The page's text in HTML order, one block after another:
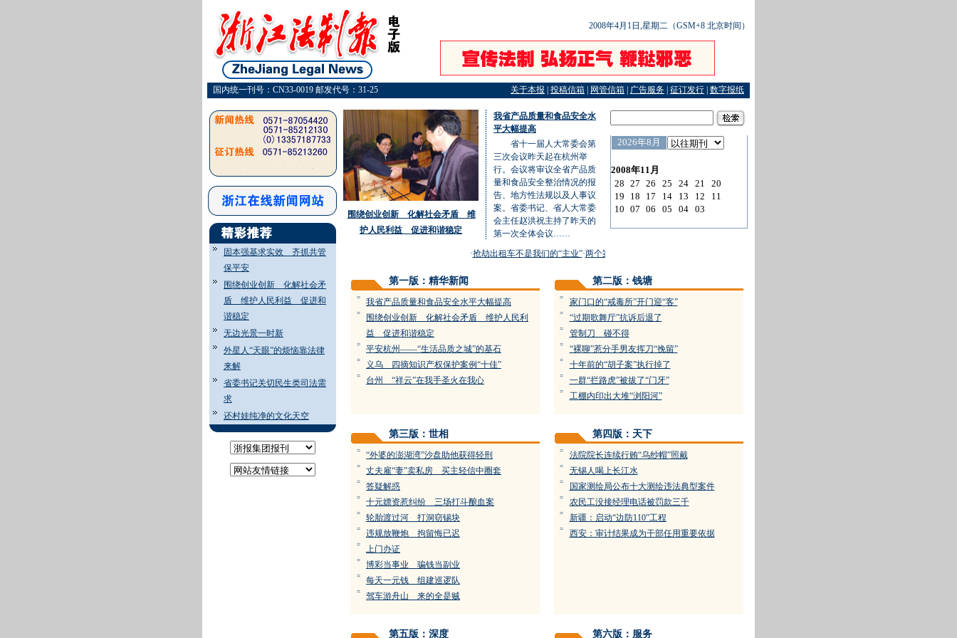
2008年4月1日,星期二（GSM+8 北京时间）
国内统一刊号：CN33-0019 邮发代号：31-25 关于本报 投稿信箱 网管信箱 广告服务 征订发行 数字报纸
固本强基求实效 齐抓共管
保平安
围绕创业创新 化解社会矛
盾 维护人民利益 促进和
谐稳定
无边光景一时新
外星人“天眼”的烦恼靠法律
来解
省委书记关切民生类司法需
求
还村娃纯净的文化天空
围绕创业创新 化解社会矛盾 维
护人民利益 促进和谐稳定
我省产品质量和食品安全水
平大幅提高
省十一届人大常委会第
三次会议昨天起在杭州举
行。会议将审议全省产品质
量和食品安全整治情况的报
告、地方性法规以及人事议
案。省委书记、省人大常委
会主任赵洪祝主持了昨天的
第一次全体会议……
抢劫出租车不是我们的“主业” ·两个案件的不同结果说明：该保的险不能不保
第一版：精华新闻
= 我省产品质量和食品安全水平大幅提高
=
围绕创业创新 化解社会矛盾 维护人民利
益 促进和谐稳定
= 平安杭州——“生活品质之城”的基石
= 义乌 四摘知识产权保护案例“十佳”
= 台州 “祥云”在我手圣火在我心
第二版：钱塘
= 家门口的“戒毒所”开门迎“客”
= “过期歌舞厅”抗诉后退了
= 管制刀 碰不得
= “裸聊”惹分手男友挥刀“挽留”
= 十年前的“胡子案”执行掉了
= 一群“拦路虎”被拔了“门牙”
= 工棚内印出大堆“浏阳河”
第三版：世相
= “外婆的澎湖湾”沙盘助他获得轻刑
= 丈夫雇“妻”卖私房 买主轻信中圈套
= 答疑解惑
= 十元嫖资惹纠纷 三场打斗酿血案
= 轮胎渡过河 打洞窃锡块
= 违规放鞭炮 拘留悔已迟
= 上门办证
= 博彩当事业 骗钱当副业
= 每天一元钱 组建巡逻队
= 驾车游舟山 来的全是贼
第四版：天下
= 法院院长连续行贿“乌纱帽”照戴
= 无锡人喝上长江水
= 国家测绘局公布十大测绘违法典型案件
= 农民工没接经理电话被罚款三千
= 新疆：启动“边防110”工程
= 西安：审计结果成为干部任用重要依据
第五版：深度 第六版：服务